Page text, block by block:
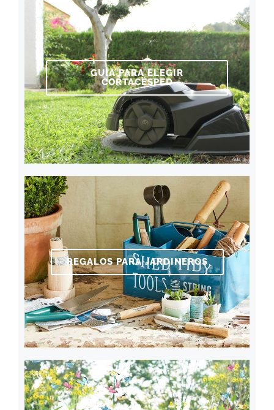
GUÍA PARA ELEGIR
CORTACÉSPED
REGALOS PARA JARDINEROS